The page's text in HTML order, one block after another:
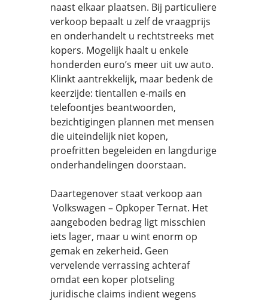
naast elkaar plaatsen. Bij particuliere
verkoop bepaalt u zelf de vraagprijs
en onderhandelt u rechtstreeks met
kopers. Mogelijk haalt u enkele
honderden euro’s meer uit uw auto.
Klinkt aantrekkelijk, maar bedenk de
keerzijde: tientallen e-mails en
telefoontjes beantwoorden,
bezichtigingen plannen met mensen
die uiteindelijk niet kopen,
proefritten begeleiden en langdurige
onderhandelingen doorstaan.
Daartegenover staat verkoop aan
Volkswagen – Opkoper Ternat. Het
aangeboden bedrag ligt misschien
iets lager, maar u wint enorm op
gemak en zekerheid. Geen
vervelende verrassing achteraf
omdat een koper plotseling
juridische claims indient wegens